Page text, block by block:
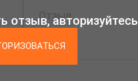
отзыв, авторизуйтесь